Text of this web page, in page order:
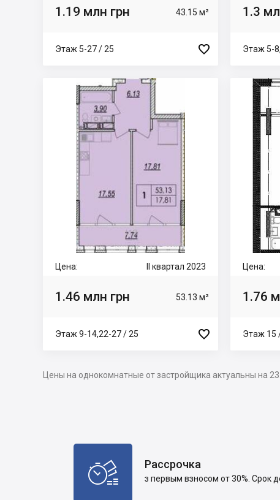
1.19 млн грн 43.15 м²
Этаж 5-27 / 25 
1.3
Этаж 5-
Цена: II квартал 2023
1.46 млн грн 53.13 м²
Этаж 9-14,22-27 / 25 
Цена:
1.76
Этаж 15
Цены на однокомнатные от застройщика актуальны на
 Рассрочка
з первым взносом от 30%. Срок